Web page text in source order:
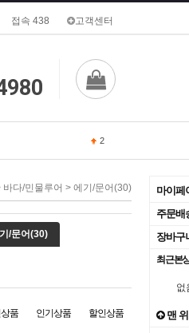
접속 438 고객센터
1
마이페
주문배
장바구
최근본
없
맨
바다/민물루어 > 에기/문어(30)
/문어(30)
품 인기상품 할인상품